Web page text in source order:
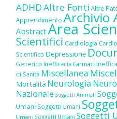
ADHDAltre Fonti Altre
Apprendimento Archivio
AbstractArea
Scientifici Cardiologia
Scientifico Depressione
Generico Inefficacia Farmaci
di Sanità Miscellanea
Mortalità Neurologia
Nazionale Soggetti Animali
Umani Soggetti Umani
Umani Soggetti Umani Soggetti